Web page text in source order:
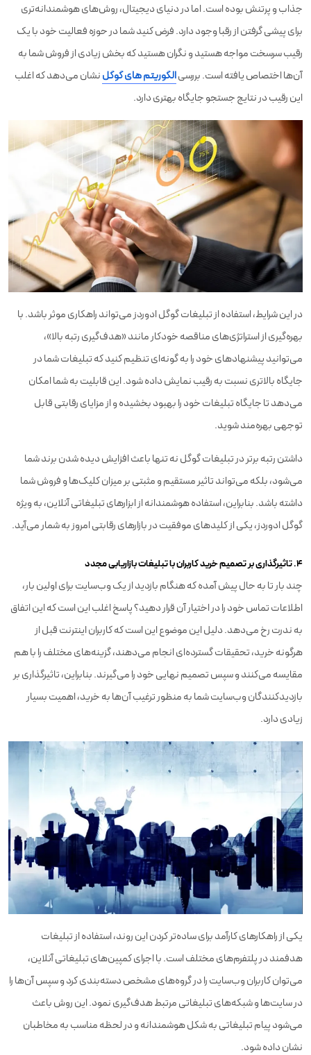
جذاب و پرتنش بوده است. اما در دنیای دیجیتال، روش‌های هوشمندانه‌تری
برای پیشی گرفتن از رقبا وجود دارد. فرض کنید شما در حوزه فعالیت خود با یک
رقیب سرسخت مواجه هستید و نگران هستید که بخش زیادی از فروش شما به
آن‌ها اختصاص یافته است. بررسیالگوریتم های گوگلنشان می‌دهد که اغلب
این رقیب در نتایج جستجو جایگاه بهتری دارد.
در این شرایط، استفاده از تبلیغات گوگل ادوردز می‌تواند راهکاری موثر باشد. با
بهره‌گیری از استراتژی‌های مناقصه خودکار مانند «هدف‌گیری رتبه بالا»،
می‌توانید پیشنهادهای خود را به گونه‌ای تنظیم کنید که تبلیغات شما در
جایگاه بالاتری نسبت به رقیب نمایش داده شود. این قابلیت به شما امکان
می‌دهد تا جایگاه تبلیغات خود را بهبود بخشیده و از مزایای رقابتی قابل
توجهی بهره‌مند شوید.
داشتن رتبه برتر در تبلیغات گوگل نه تنها باعث افزایش دیده شدن برند شما
می‌شود، بلکه می‌تواند تاثیر مستقیم و مثبتی بر میزان کلیک‌ها و فروش شما
داشته باشد. بنابراین، استفاده هوشمندانه از ابزارهای تبلیغاتی آنلاین، به ویژه
گوگل ادوردز، یکی از کلیدهای موفقیت در بازارهای رقابتی امروز به شمار می‌آید.
۴. تاثیرگذاری بر تصمیم خرید کاربران با تبلیغات بازاریابی مجدد
چند بار تا به حال پیش آمده که هنگام بازدید از یک وب‌سایت برای اولین بار،
اطلاعات تماس خود را در اختیار آن قرار دهید؟ پاسخ اغلب این است که این اتفاق
به ندرت رخ می‌دهد. دلیل این موضوع این است که کاربران اینترنت قبل از
هرگونه خرید، تحقیقات گسترده‌ای انجام می‌دهند، گزینه‌های مختلف را با هم
مقایسه می‌کنند و سپس تصمیم نهایی خود را می‌گیرند. بنابراین، تاثیرگذاری بر
بازدیدکنندگان وب‌سایت شما به منظور ترغیب آن‌ها به خرید، اهمیت بسیار
زیادی دارد.
یکی از راهکارهای کارآمد برای ساده‌تر کردن این روند، استفاده از تبلیغات
هدفمند در پلتفرم‌های مختلف است. با اجرای کمپین‌های تبلیغاتی آنلاین،
می‌توان کاربران وب‌سایت را در گروه‌های مشخص دسته‌بندی کرد و سپس آن‌ها را
در سایت‌ها و شبکه‌های تبلیغاتی مرتبط هدف‌گیری نمود. این روش باعث
می‌شود پیام تبلیغاتی به شکل هوشمندانه و در لحظه مناسب به مخاطبان
نشان داده شود.